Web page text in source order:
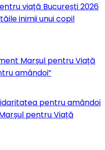
viață București 2026
inimii unui copil
Marșul pentru Viață
amândoi”
pentru amândoi
pentru Viață